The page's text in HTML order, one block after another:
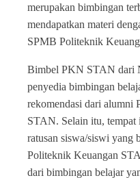
merupakan bimbingan
mendapatkan materi
SPMB Politeknik
Bimbel PKN STAN dari
penyedia bimbingan
rekomendasi dari alumni
STAN. Selain itu, tempat
ratusan siswa/siswi yang
Politeknik Keuangan
dari bimbingan belajar